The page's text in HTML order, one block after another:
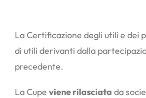
La Certificazione degli utili e dei
di utili derivanti dalla
precedente.
La Cupe viene rilasciata da